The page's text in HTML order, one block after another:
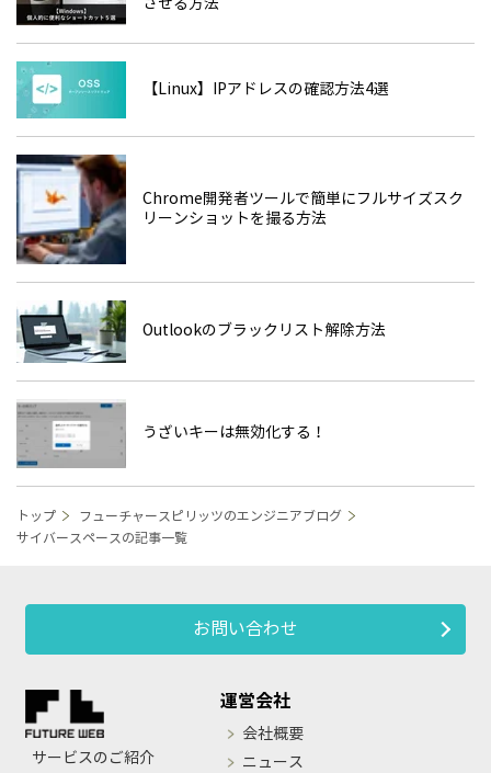
【Linux】IPアドレスの確認方法4選
Chrome開発者ツールで簡単にフルサイズスク
リーンショットを撮る方法
Outlookのブラックリスト解除方法
うざいキーは無効化する！
トップ
フューチャースピリッツのエンジニアブログ
サイバースペースの記事一覧
お問い合わせ
サービスのご紹介
運営会社
会社概要
ニュース